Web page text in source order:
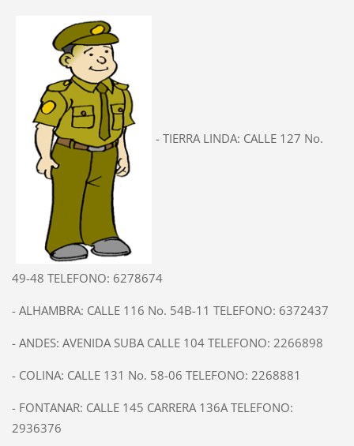
- TIERRA LINDA: CALLE 127 No.
49-48 TELEFONO: 6278674
- ALHAMBRA: CALLE 116 No. 54B-11 TELEFONO: 6372437
- ANDES: AVENIDA SUBA CALLE 104 TELEFONO: 2266898
- COLINA: CALLE 131 No. 58-06 TELEFONO: 2268881
- FONTANAR: CALLE 145 CARRERA 136A TELEFONO:
2936376